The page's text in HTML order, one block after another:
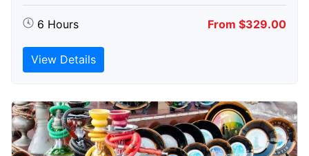
6 Hours From $329.00
View Details